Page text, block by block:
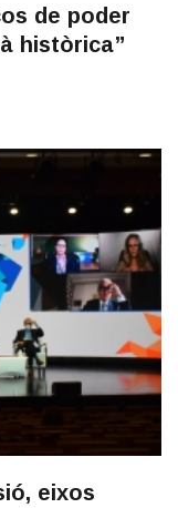
de poder
històrica”
eixos